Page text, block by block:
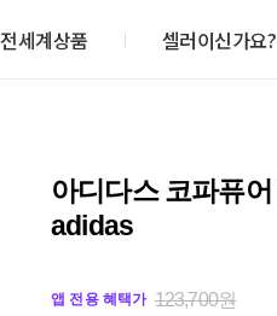
전세계상품 셀러이신가요?
아디다스 코파퓨
adidas
앱 전용 혜택가 123,700원